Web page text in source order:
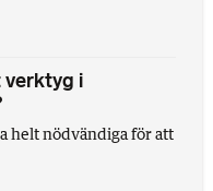
verktyg i
helt nödvändiga för att